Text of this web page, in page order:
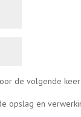
de volgende
opslag en